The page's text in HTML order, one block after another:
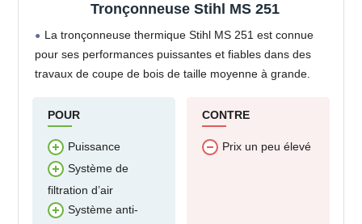
Tronçonneuse Stihl MS 251
La tronçonneuse thermique Stihl MS 251 est connue
pour ses performances puissantes et fiables dans des
travaux de coupe de bois de taille moyenne à grande.
POUR
Puissance
Système de
filtration d’air
Système anti-
CONTRE
Prix un peu élevé